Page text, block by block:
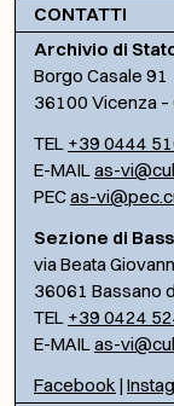
CONTATTI
Archivio di
Borgo Casale 91
36100 Vicenza
TEL +39 0444
E-MAILas-
PECas-
Sezione di
via Beata
36061 Bassano
TEL +39 0424
E-MAILas-
Facebook |